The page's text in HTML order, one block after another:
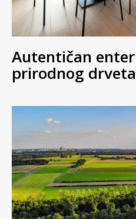
Autentičan
prirodnog drveta